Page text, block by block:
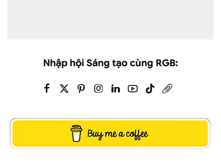
Nhập hội Sáng tạo cùng RGB: